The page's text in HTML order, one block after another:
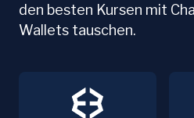
den besten Kursen mit
Wallets tauschen.